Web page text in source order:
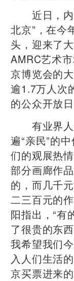
近日，内
北京”，在今
头，迎来了
AMRC艺术
京博览会的
逾1.7万人次
的公众开放
有业界人
遍“亲民”的
们的观展热
部分画廊作
的，而几千
二三百元的
阳指出，“有
了很贵的东
我希望我们
入人们生活
京买票进来